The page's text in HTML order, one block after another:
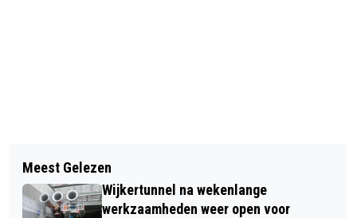
GEWONDE BIJ STEEKINCIDENT AAN
DE BUITENLANDEN IN BEVERWIJK
KONINKLIJKE ONDERSCHEIDING VOOR
PETER VAN DE MEERAKKER
Meest Gelezen
Wijkertunnel na wekenlange
werkzaamheden weer open voor